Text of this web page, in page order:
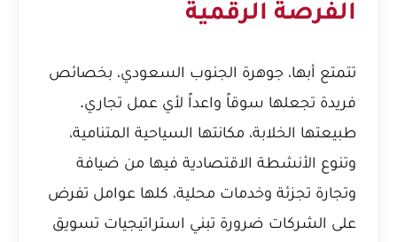
الفرصة الرقمية
تتمتع أبها، جوهرة الجنوب السعودي، بخصائص
فريدة تجعلها سوقاً واعداً لأي عمل تجاري.
طبيعتها الخلابة، مكانتها السياحية المتنامية،
وتنوع الأنشطة الاقتصادية فيها من ضيافة
وتجارة تجزئة وخدمات محلية، كلها عوامل تفرض
على الشركات ضرورة تبني استراتيجيات تسويق